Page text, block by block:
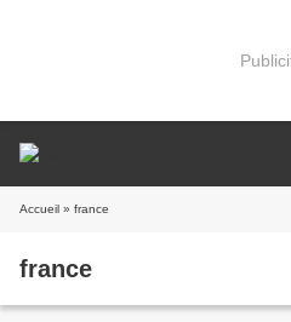
Accueil » france
france